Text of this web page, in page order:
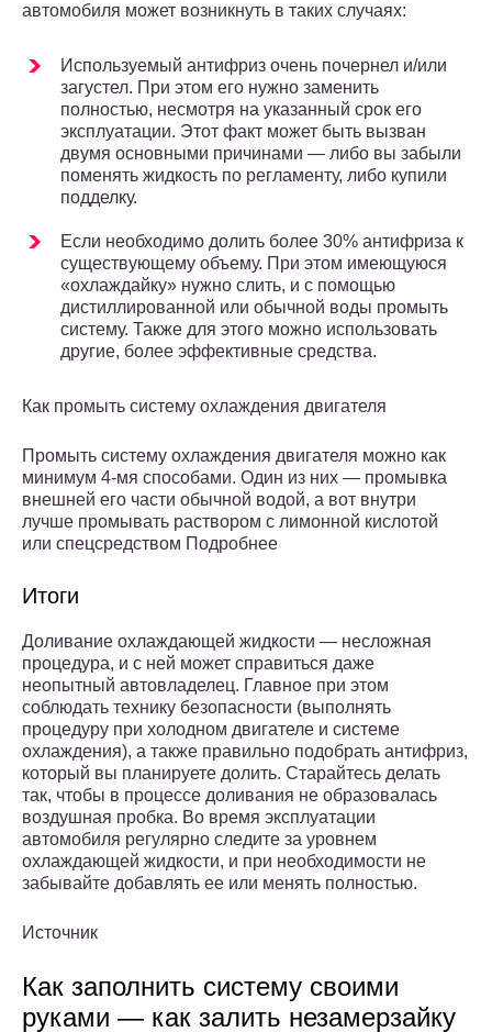
автомобиля может возникнуть в таких случаях:
Используемый антифриз очень почернел и/или
загустел. При этом его нужно заменить
полностью, несмотря на указанный срок его
эксплуатации. Этот факт может быть вызван
двумя основными причинами — либо вы забыли
поменять жидкость по регламенту, либо купили
подделку.
Если необходимо долить более 30% антифриза к
существующему объему. При этом имеющуюся
«охлаждайку» нужно слить, и с помощью
дистиллированной или обычной воды промыть
систему. Также для этого можно использовать
другие, более эффективные средства.
Как промыть систему охлаждения двигателя
Промыть систему охлаждения двигателя можно как
минимум 4-мя способами. Один из них — промывка
внешней его части обычной водой, а вот внутри
лучше промывать раствором с лимонной кислотой
или спецсредством Подробнее
Итоги
Доливание охлаждающей жидкости — несложная
процедура, и с ней может справиться даже
неопытный автовладелец. Главное при этом
соблюдать технику безопасности (выполнять
процедуру при холодном двигателе и системе
охлаждения), а также правильно подобрать антифриз,
который вы планируете долить. Старайтесь делать
так, чтобы в процессе доливания не образовалась
воздушная пробка. Во время эксплуатации
автомобиля регулярно следите за уровнем
охлаждающей жидкости, и при необходимости не
забывайте добавлять ее или менять полностью.
Источник
Как заполнить систему своими
руками — как залить незамерзайку